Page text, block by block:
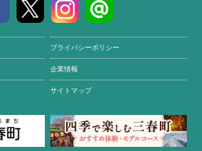
プライバシーポリシー
企業情報
サイトマップ